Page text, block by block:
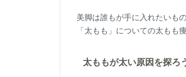
美脚は誰もが手に入れたいも
「太もも」についての太もも
太ももが太い原因を探ろ